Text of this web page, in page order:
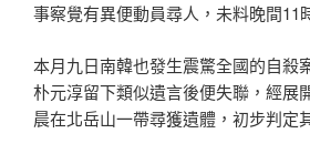
事察覺有異便動員尋人，未料晚間11
本月九日南韓也發生震驚全國的自殺
朴元淳留下類似遺言後便失聯，經展
晨在北岳山一帶尋獲遺體，初步判定